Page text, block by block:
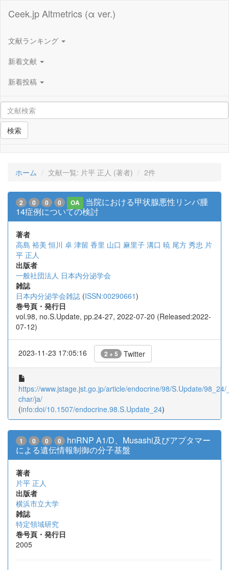
Ceek.jp Altmetrics (α ver.)
文献ランキング
新着文献
新着投稿
検索
ホーム 文献一覧: 片平 正人 (著者) 2件
2 0 0 0 OA
当院における甲状腺悪性リンパ腫
14症例についての検討
著者
高島 裕美 恒川 卓 津留 香里 山口 麻里子 溝口 暁 尾方 秀忠 片
平 正人
出版者
一般社団法人 日本内分泌学会
雑誌
日本内分泌学会雑誌 (ISSN:00290661)
巻号頁・発行日
vol.98, no.S.Update, pp.24-27, 2022-07-20 (Released:2022-
07-12)
2023-11-23 17:05:16 2 + 5 Twitter
https://www.jstage.jst.go.jp/article/endocrine/98/S.Update/98_24/
char/ja/
(info:doi/10.1507/endocrine.98.S.Update_24)
1 0 0 0
hnRNP A1/D、Musashi及びアプタマー
による遺伝情報制御の分子基盤
著者
片平 正人
出版者
横浜市立大学
雑誌
特定領域研究
巻号頁・発行日
2005